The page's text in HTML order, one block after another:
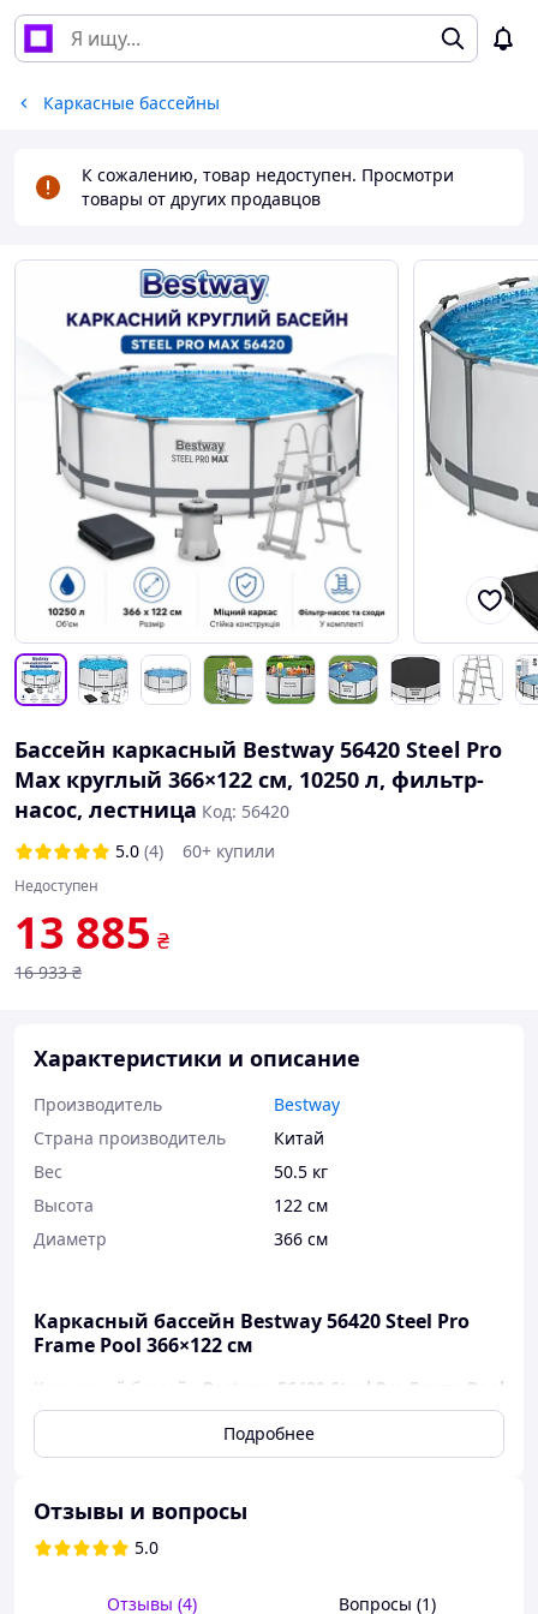
Каркасные бассейны
К сожалению, товар недоступен. Просмотри
товары от других продавцов
Бассейн каркасный Bestway 56420 Steel Pro
Max круглый 366×122 см, 10250 л, фильтр-
насос, лестница Код: 56420
5.0 (4) 60+ купили
Недоступен
13 885 ₴
16 933 ₴
Характеристики и описание
Производитель
Bestway
Страна производитель
Китай
Вес
50.5 кг
Высота
122 см
Диаметр
366 см
Каркасный бассейн Bestway 56420 Steel Pro
Frame Pool 366×122 см
Каркасный бассейн Bestway 56420 Steel Pro Frame Pool
— прочная и вместительная модель для семейного
отдыха на даче или во дворе. Отличается увеличенной
глубиной, надежной металлической конструкцией и
использования.
Основные характеристики:
Подробнее
Отзывы и вопросы
5.0
Отзывы (4) Вопросы (1)